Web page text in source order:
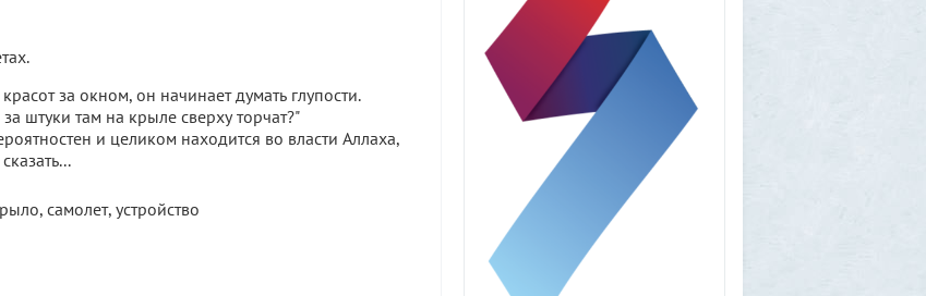
1 августа 2026, 18:36
Леопольд Ашенбреннер: Как 24-летний
щегол заработал $30 млрд на
инвестициях в AI (и потерял их вчера)
Frumas
1 августа 2026, 17:10
Вселенная, для человеческого разума -
1 августа 2026, 16:50
"Становится всё яснее"
1 августа 2026, 16:39
Работавшие ранее в РФ мессенджеры
BIP и KakaoTalk перестали работать
1 августа 2026, 14:51
за окном, он начинает думать глупости.
штуки там на крыле сверху торчат?"
и целиком находится во власти Аллаха,